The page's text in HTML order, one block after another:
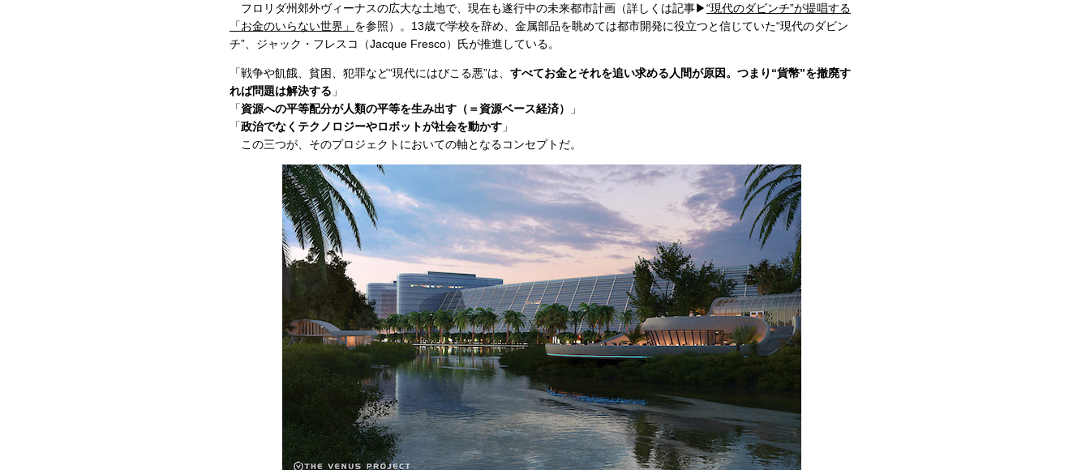
フロリダ州郊外ヴィーナスの広大な土地で、現在も遂行中の未来都市計画（詳しくは記事▶︎“現代のダビンチ”が提唱する
「お金のいらない世界」 を参照）。13歳で学校を辞め、金属部品を眺めては都市開発に役立つと信じていた“現代のダビン
チ”、ジャック・フレスコ（Jacque Fresco）氏が推進している。
「戦争や飢餓、貧困、犯罪など“現代にはびこる悪”は、 すべてお金とそれを追い求める人間が原因。つまり“貨幣”を撤廃す
れば問題は解決する 」
「資源への平等配分が人類の平等を生み出す（＝資源ベース経済）
」
「政治でなくテクノロジーやロボットが社会を動かす 」
この三つが、そのプロジェクトにおいての軸となるコンセプトだ。